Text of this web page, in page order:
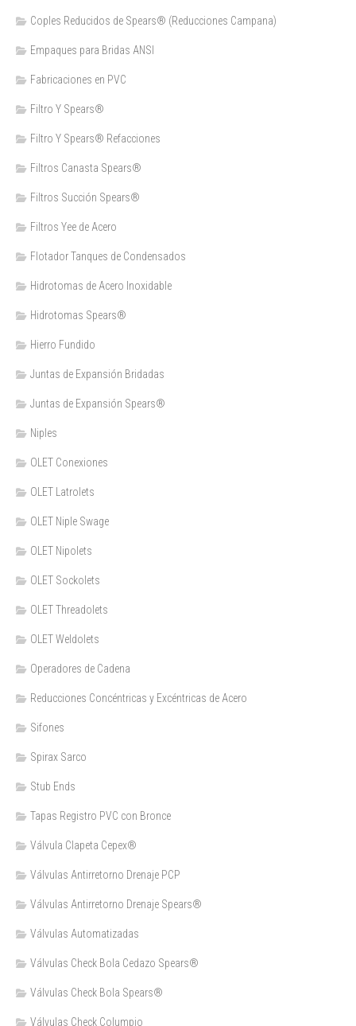
Coples Reducidos de Spears® (Reducciones Campana)
Empaques para Bridas ANSI
Fabricaciones en PVC
Filtro Y Spears®
Filtro Y Spears® Refacciones
Filtros Canasta Spears®
Filtros Succión Spears®
Filtros Yee de Acero
Flotador Tanques de Condensados
Hidrotomas de Acero Inoxidable
Hidrotomas Spears®
Hierro Fundido
Juntas de Expansión Bridadas
Juntas de Expansión Spears®
Niples
OLET Conexiones
OLET Latrolets
OLET Niple Swage
OLET Nipolets
OLET Sockolets
OLET Threadolets
OLET Weldolets
Operadores de Cadena
Reducciones Concéntricas y Excéntricas de Acero
Sifones
Spirax Sarco
Stub Ends
Tapas Registro PVC con Bronce
Válvula Clapeta Cepex®
Válvulas Antirretorno Drenaje PCP
Válvulas Antirretorno Drenaje Spears®
Válvulas Automatizadas
Válvulas Check Bola Cedazo Spears®
Válvulas Check Bola Spears®
Válvulas Check Columpio